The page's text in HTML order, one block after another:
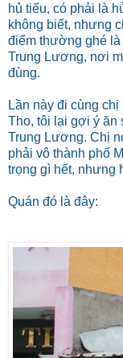
hủ tiếu, có phải là
không biết, nhưng
điểm thường ghé
Trung Lương, nơi
đùng.
Lần này đi cùng
Tho, tôi lại gợi ý ăn
Trung Lương. Chị
phải vô thành phố
trọng gì hết, nhưng
Quán đó là đây: